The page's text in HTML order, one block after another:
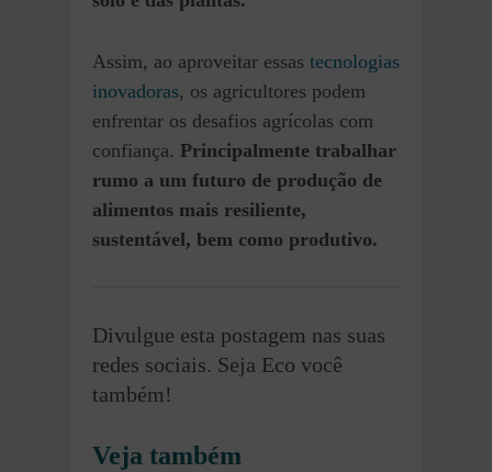
Assim, ao aproveitar essas tecnologias
inovadoras, os agricultores podem
enfrentar os desafios agrícolas com
confiança. Principalmente trabalhar
rumo a um futuro de produção de
alimentos mais resiliente,
sustentável, bem como produtivo.
Divulgue esta postagem nas suas
redes sociais. Seja Eco você
também!
Veja também